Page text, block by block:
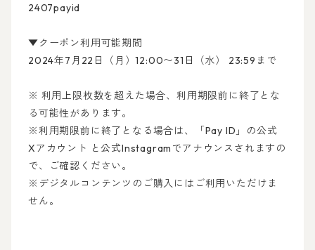
2407payid
▼クーポン利用可能期間
2024年7月22日（月）12:00〜31日（水） 23:59まで
※ 利用上限枚数を超えた場合、利用期限前に終了とな
る可能性があります。
※利用期限前に終了となる場合は、「Pay ID」の公式
Xアカウント と公式Instagramでアナウンスされますの
で、ご確認ください。
※デジタルコンテンツのご購入にはご利用いただけま
せん。